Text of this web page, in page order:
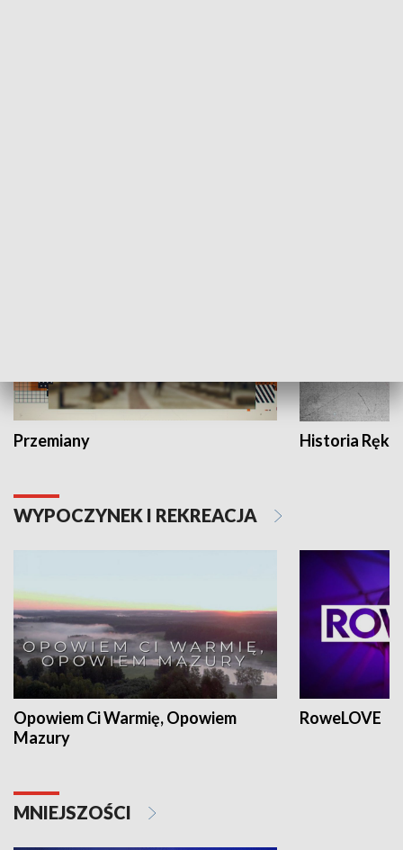
Przemiany Historia Ręką
WYPOCZYNEK I REKREACJA
Opowiem Ci Warmię, Opowiem
Mazury
RoweLOVE
MNIEJSZOŚCI